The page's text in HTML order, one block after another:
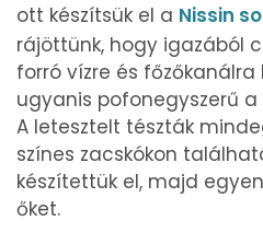
ott készítsük el a Nissin
rájöttünk, hogy igazából
forró vízre és főzőkanálra
ugyanis pofonegyszerű
A letesztelt tészták
színes zacskókon
készítettük el, majd
őket.